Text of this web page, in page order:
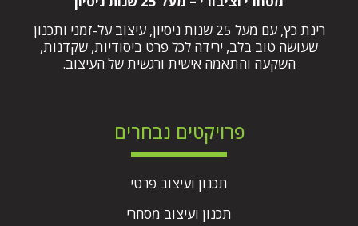
רינת כץ, עם מעל 25 שנות ניסיון, עיצוב על-זמני ותכנון
שעושה טוב בלב, ירידה לכל פרט ביסודיות, שקדנות,
השקעה והתאמה אישית ורגשית של העיצוב.
פרויקטים נבחרים
תכנון ועיצוב פרטי
תכנון ועיצוב מסחרי